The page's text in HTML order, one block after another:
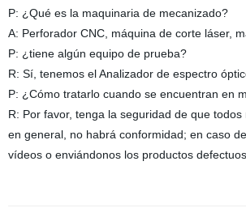
P: ¿Qué es la maquinaria de mecanizado?
A: Perforador CNC, máquina de corte láser,
P: ¿tiene algún equipo de prueba?
R: Sí, tenemos el Analizador de espectro
P: ¿Cómo tratarlo cuando se encuentran en
R: Por favor, tenga la seguridad de que
en general, no habrá conformidad; en caso
vídeos o enviándonos los productos